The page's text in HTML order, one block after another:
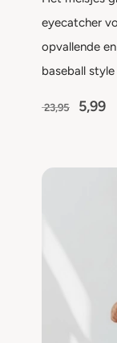
eyecatcher
opvallende
baseball
23,95 5,99